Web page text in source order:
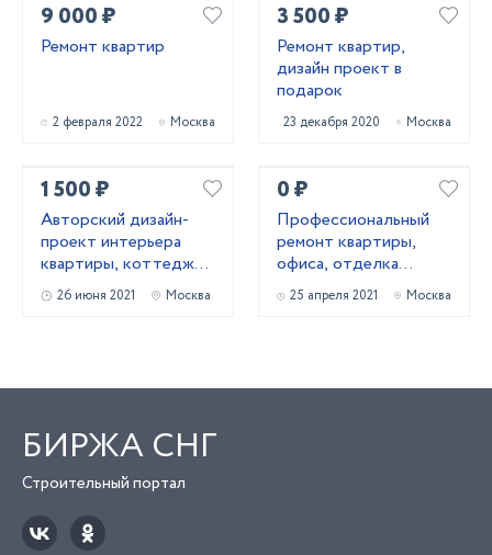
9 000 ₽
Ремонт квартир
2 февраля 2022 Москва
3 500 ₽
Ремонт квартир,
дизайн проект в
подарок
23 декабря 2020 Москва
1 500 ₽
Авторский дизайн-
проект интерьера
квартиры, коттеджа,
офиса.
26 июня 2021 Москва
0 ₽
Профессиональный
ремонт квартиры,
офиса, отделка
коттеджа
25 апреля 2021 Москва
БИРЖА СНГ
Строительный портал